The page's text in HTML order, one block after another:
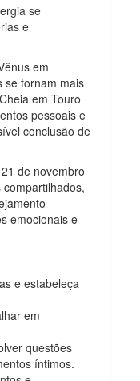
se
e
em
se tornam mais
em Touro
pessoais e
conclusão de
de novembro
emocionais e
e estabeleça
em
questões
íntimos.